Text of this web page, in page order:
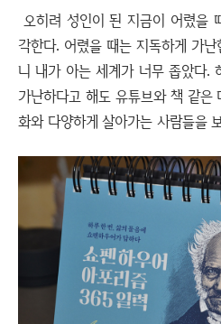
오히려 성인이 된 지금이 어렸을
각한다. 어렸을 때는 지독하게 가
니 내가 아는 세계가 너무 좁았다.
가난하다고 해도 유튜브와 책 같은
화와 다양하게 살아가는 사람들을